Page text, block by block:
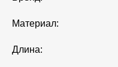
Материал:
Длина: